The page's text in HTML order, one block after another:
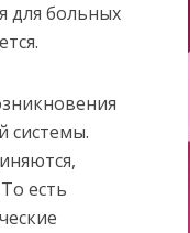
для больных
системы.
есть